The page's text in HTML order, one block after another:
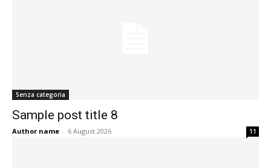
Senza categoria
Sample post title 8
Author name - 6 August 2026 11